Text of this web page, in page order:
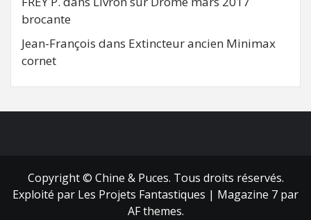
brocante
Jean-François dans Extincteur ancien Minimax
cornet
Copyright © Chine & Puces. Tous droits réservés.
Exploité par Les Projets Fantastiques | Magazine 7 par
AF themes.